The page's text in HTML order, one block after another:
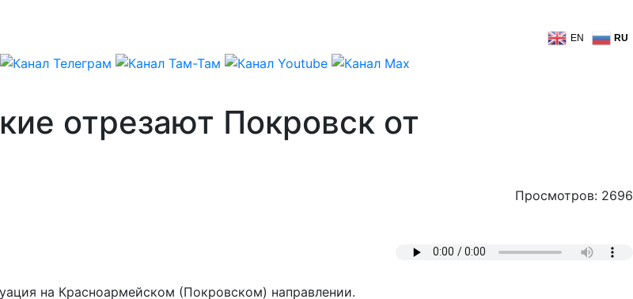
EN RU
отрезают Покровск от
Просмотров: 2696
на Красноармейском (Покровском) направлении.